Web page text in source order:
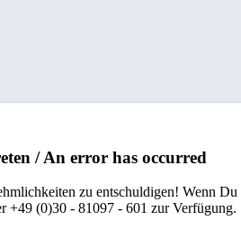
/ An error has occurred
zu entschuldigen! Wenn
+49 (0)30 - 81097 - 601 zur Verfügung.